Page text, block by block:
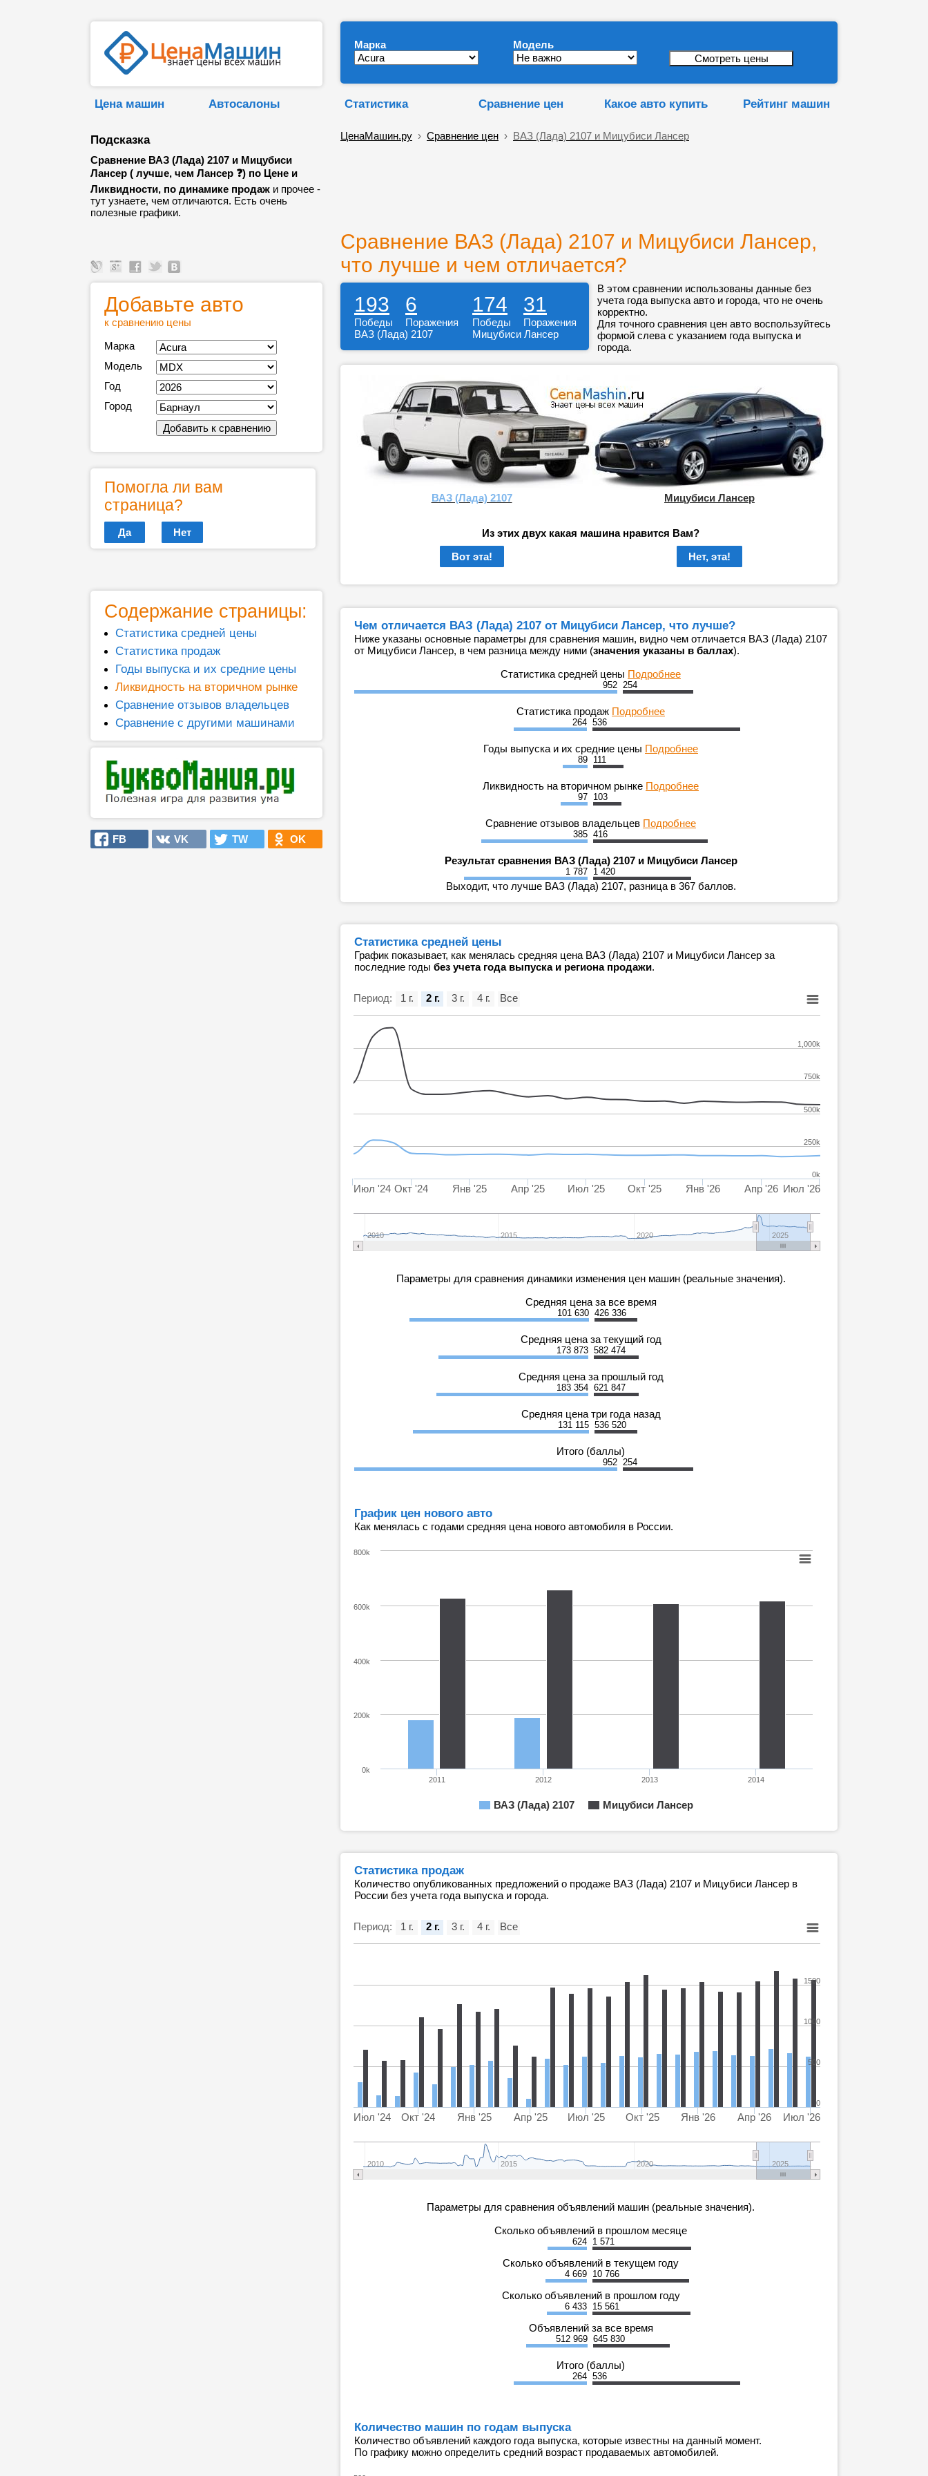
Марка Модель
Цена машин Автосалоны Статистика Сравнение цен Какое авто купить Рейтинг машин
Подсказка
Сравнение ВАЗ (Лада) 2107 и Мицубиси
Лансер ( лучше, чем Лансер ❓) по Цене и
Ликвидности, по динамике продаж и прочее -
тут узнаете, чем отличаются. Есть очень
полезные графики.
ЦенаМашин.ру › Сравнение цен › ВАЗ (Лада) 2107 и Мицубиси Лансер
Сравнение ВАЗ (Лада) 2107 и Мицубиси Лансер,
что лучше и чем отличается?
Добавьте авто
к сравнению цены
Марка
Модель
Год
Город
Помогла ли вам
страница?
Да Нет
Содержание страницы:
Статистика средней цены
Статистика продаж
Годы выпуска и их средние цены
Ликвидность на вторичном рынке
Сравнение отзывов владельцев
Сравнение с другими машинами
FB VK TW OK
193 6 174 31
Победы Поражения Победы
Поражения
ВАЗ (Лада) 2107
Мицубиси Лансер
В этом сравнении использованы данные без
учета года выпуска авто и города, что не очень
корректно.
Для точного сравнения цен авто воспользуйтесь
формой слева с указанием года выпуска и
города.
ВАЗ (Лада) 2107 Мицубиси Лансер
Из этих двух какая машина нравится Вам?
Вот эта!
Нет, эта!
Чем отличается ВАЗ (Лада) 2107 от Мицубиси Лансер, что лучше?
Ниже указаны основные параметры для сравнения машин, видно чем отличается ВАЗ (Лада) 2107
от Мицубиси Лансер, в чем разница между ними (значения указаны в баллах).
Статистика средней цены Подробнее
952 254
Статистика продаж Подробнее
264 536
Годы выпуска и их средние цены Подробнее
89 111
Ликвидность на вторичном рынке Подробнее
97 103
Сравнение отзывов владельцев Подробнее
385 416
Результат сравнения ВАЗ (Лада) 2107 и Мицубиси Лансер
1 787 1 420
Выходит, что лучше ВАЗ (Лада) 2107, разница в 367 баллов.
Статистика средней цены
График показывает, как менялась средняя цена ВАЗ (Лада) 2107 и Мицубиси Лансер за
последние годы без учета года выпуска и региона продажи.
Период:
Июл '24 Окт '24 Янв '25 Апр '25 Июл '25 Окт '25 Янв '26 Апр '26 Июл '26
2010 2015 2020 2025
0k
1,000k
250k
500k
750k
1 г. 2 г. 3 г. 4 г. Все
Параметры для сравнения динамики изменения цен машин (реальные значения).
Средняя цена за все время
101 630 426 336
Средняя цена за текущий год
173 873 582 474
Средняя цена за прошлый год
183 354 621 847
Средняя цена три года назад
131 115 536 520
Итого (баллы)
952 254
График цен нового авто
Как менялась с годами средняя цена нового автомобиля в России.
ВАЗ (Лада) 2107 Мицубиси Лансер
2011 2012 2013 2014
0k
200k
400k
600k
800k
Статистика продаж
Количество опубликованных предложений о продаже ВАЗ (Лада) 2107 и Мицубиси Лансер в
России без учета года выпуска и города.
Период:
Июл '24 Окт '24 Янв '25 Апр '25 Июл '25 Окт '25 Янв '26 Апр '26 Июл '26
2010 2015 2020 2025
0
500
1000
1500
1 г. 2 г. 3 г. 4 г. Все
Параметры для сравнения объявлений машин (реальные значения).
Сколько объявлений в прошлом месяце
624 1 571
Сколько объявлений в текущем году
4 669 10 766
Сколько объявлений в прошлом году
6 433 15 561
Объявлений за все время
512 969 645 830
Итого (баллы)
264 536
Количество машин по годам выпуска
Количество объявлений каждого года выпуска, которые известны на данный момент.
По графику можно определить средний возраст продаваемых автомобилей.